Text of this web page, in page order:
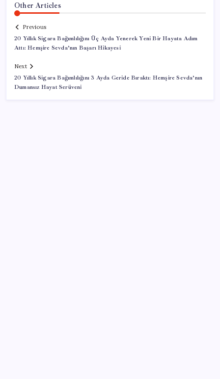
Other Articles
Previous
20 Yıllık Sigara Bağımlılığını Üç Ayda Yenerek Yeni Bir Hayata Adım
Attı: Hemşire Sevda’nın Başarı Hikayesi
Next
20 Yıllık Sigara Bağımlılığını 3 Ayda Geride Bıraktı: Hemşire Sevda’nın
Dumansız Hayat Serüveni